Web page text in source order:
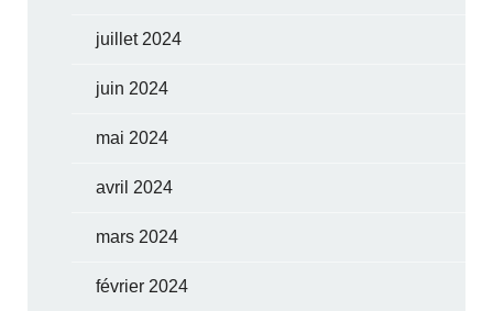
juillet 2024
juin 2024
mai 2024
avril 2024
mars 2024
février 2024